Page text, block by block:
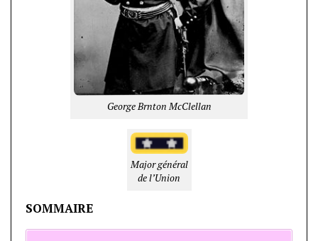
George Brnton McClellan
Major général
de l’Union
SOMMAIRE